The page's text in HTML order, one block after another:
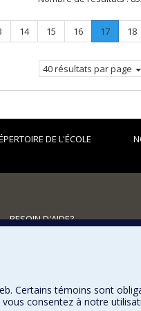
Page
14 Page
15 Page
16 Page
17.
Page
Page
18
40 résultats par page
DE L'ÉCOLE
BESOIN D'AIDE?
Certains témoins sont
consentez à notre